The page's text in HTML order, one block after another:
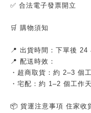
✅ 合法電子發票開立
🛒 購物須知
📍 出貨時間：下單後 24
📍 配送時效：
・超商取貨：約 2–3 個
・宅配：約 1–2 個工作
📦 貨運注意事項 住家收